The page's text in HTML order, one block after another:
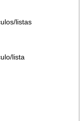
listas
lista